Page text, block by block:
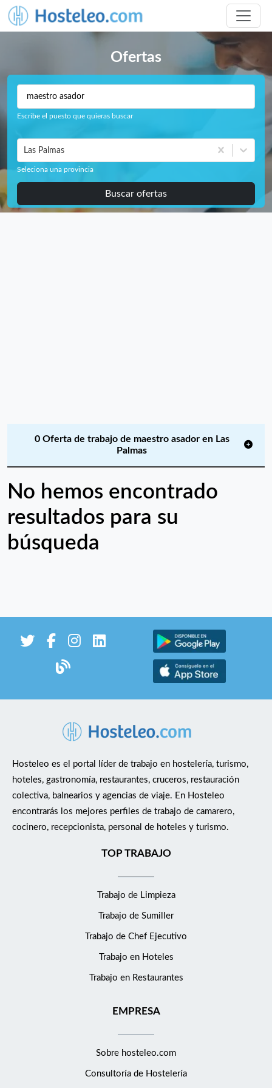
Ofertas
Escribe el puesto que quieras buscar
Las Palmas
Seleciona una provincia
Buscar ofertas
0 Oferta de trabajo de maestro asador en Las
Palmas
No hemos encontrado
resultados para su
búsqueda
Hosteleo es el portal líder de trabajo en hostelería, turismo,
hoteles, gastronomía, restaurantes, cruceros, restauración
colectiva, balnearios y agencias de viaje. En Hosteleo
encontrarás los mejores perfiles de trabajo de camarero,
cocinero, recepcionista, personal de hoteles y turismo.
TOP TRABAJO
Trabajo de Limpieza
Trabajo de Sumiller
Trabajo de Chef Ejecutivo
Trabajo en Hoteles
Trabajo en Restaurantes
EMPRESA
Sobre hosteleo.com
Consultoría de Hostelería